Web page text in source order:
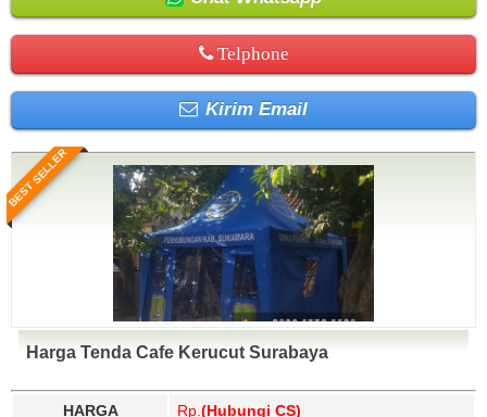
Telphone
Kirim Email
BEST SELLER
Harga Tenda Cafe Kerucut Surabaya
HARGA Rp. (Hubungi CS)